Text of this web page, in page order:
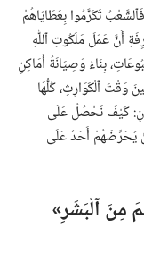
تَكَرَّمُوا بِعَطَايَاهُمْ
أَنَّ عَمَلَ مَلَكُوتِ ٱللّٰهِ
بِنَاءُ وَصِيَانَةُ أَمَاكِنِ
وَقْتَ ٱلْكَوَارِثِ،‏ كُلُّهَا
كَيْفَ نَحْصُلُ عَلَى
أَنْ يُحَرِّضَهُمْ أَحَدٌ عَلَى
مِنَ ٱلْبَشَرِ»‏